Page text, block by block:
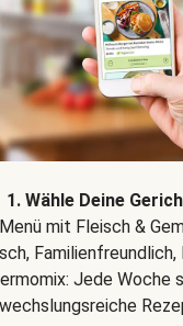
1. Wähle Deine
mit Fleisch &
Jede Woche